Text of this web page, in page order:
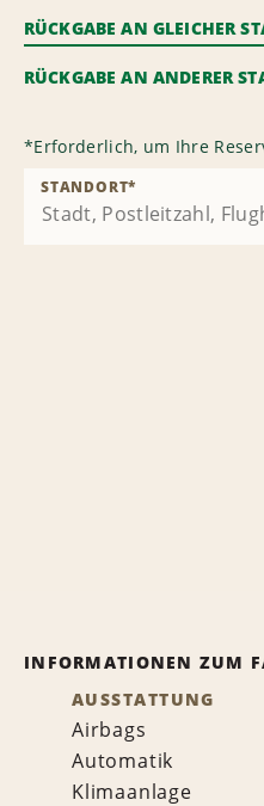
RÜCKGABE AN GLEICHER
RÜCKGABE AN ANDERER
*Erforderlich, um Ihre
STANDORT*
INFORMATIONEN ZUM
AUSSTATTUNG
Airbags
Automatik
Klimaanlage